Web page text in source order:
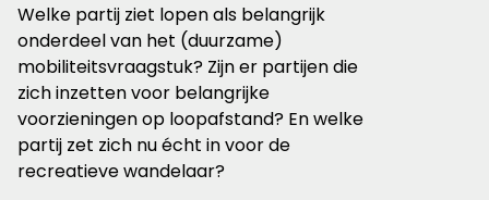
Welke partij ziet lopen als belangrijk
onderdeel van het (duurzame)
mobiliteitsvraagstuk? Zijn er partijen die
zich inzetten voor belangrijke
voorzieningen op loopafstand? En welke
partij zet zich nu écht in voor de
recreatieve wandelaar?